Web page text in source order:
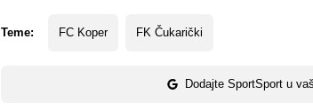
Teme: FC Koper FK Čukarički
Dodajte SportSport u